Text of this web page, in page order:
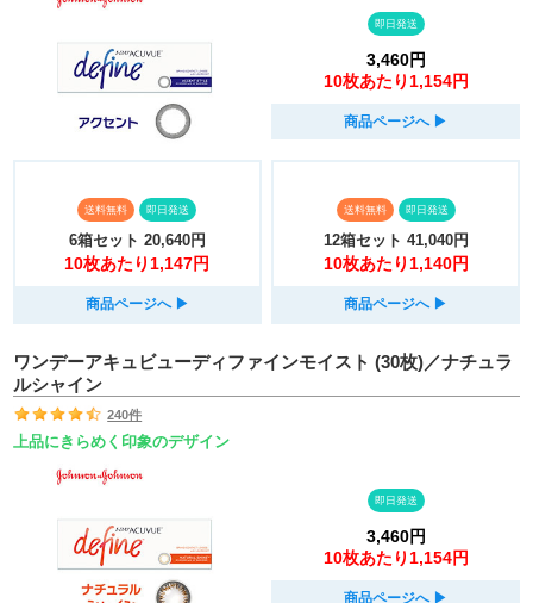
即日発送
3,460円
10枚あたり1,154円
商品ページへ ▶︎
送料無料 即日発送
6箱セット 20,640円
10枚あたり1,147円
商品ページへ ▶︎
送料無料 即日発送
12箱セット 41,040円
10枚あたり1,140円
商品ページへ ▶︎
ワンデーアキュビューディファインモイスト (30枚)／ナチュラ
ルシャイン
240件
上品にきらめく印象のデザイン
即日発送
3,460円
10枚あたり1,154円
商品ページへ ▶︎